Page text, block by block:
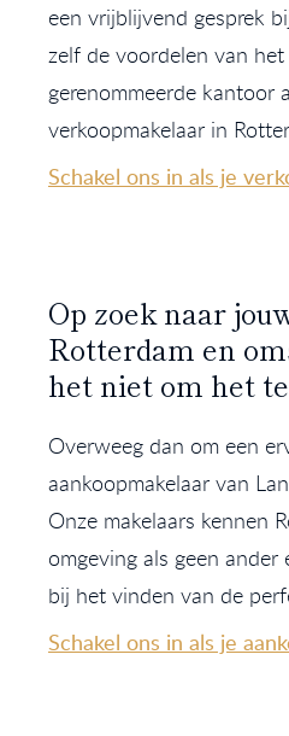
een vrijblijvend gesprek
zelf de voordelen van
gerenommeerde kantoor
verkoopmakelaar in
Schakel ons in als je
Op zoek naar
Rotterdam en
het niet om het
Overweeg dan om een
aankoopmakelaar van
Onze makelaars kennen
omgeving als geen
bij het vinden van de
Schakel ons in als je